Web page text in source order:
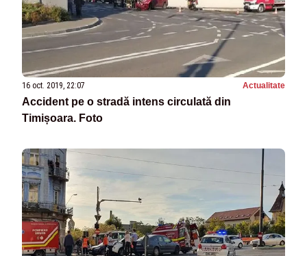
16 oct. 2019, 22:07 Actualitate
Accident pe o stradă intens circulată din
Timișoara. Foto